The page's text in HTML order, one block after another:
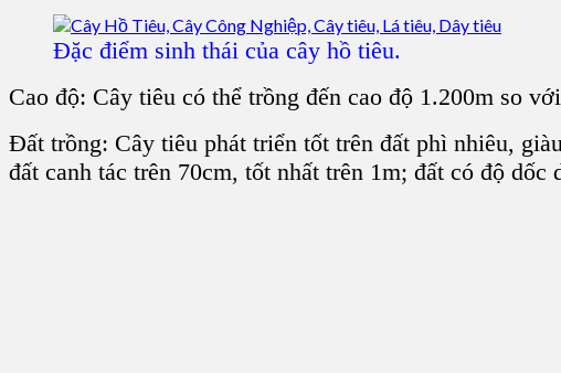
Đặc điểm sinh thái của cây hồ tiêu.
Cao độ: Cây tiêu có thể trồng đến cao độ 1.200m so
Đất trồng: Cây tiêu phát triển tốt trên đất phì nhiêu,
đất canh tác trên 70cm, tốt nhất trên 1m; đất có độ